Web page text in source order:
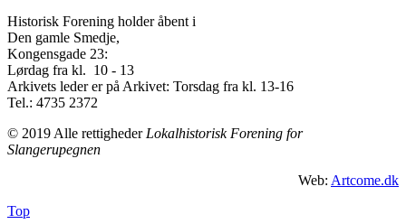
Historisk Forening holder åbent i
Den gamle Smedje,
Kongensgade 23:
Lørdag fra kl. 10 - 13
Arkivets leder er på Arkivet: Torsdag fra kl. 13-16
Tel.: 4735 2372
© 2019 Alle rettigheder Lokalhistorisk Forening for
Slangerupegnen
Web: Artcome.dk
Top